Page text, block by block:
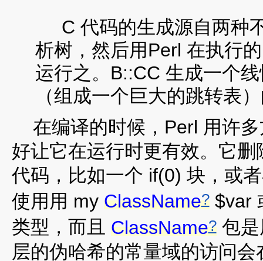
C 代码的生成源自两种
析树，然后用Perl 在执行
运行之。B::CC 生成一个
（组成一个巨大的跳转表
在编译的时候，Perl 用许多
好让它在运行时更有效。它
代码，比如一个 if(0) 块，或
使用用 my ClassName?$var
类型，而且 ClassName?包是
层的伪哈希的常量域的访问